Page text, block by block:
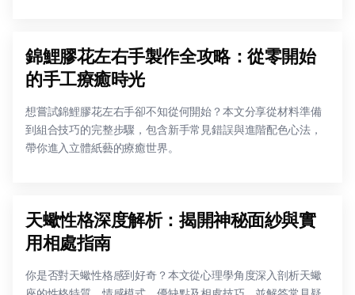
錦鯉膠花左右手製作全攻略：從零開始
的手工療癒時光
想嘗試錦鯉膠花左右手卻不知從何開始？本文分享從材料準備
到組合技巧的完整步驟，包含新手常見錯誤與進階配色心法，
帶你進入立體紙藝的療癒世界。
天蠍性格深度解析：揭開神秘面紗與實
用相處指南
你是否對天蠍性格感到好奇？本文從心理學角度深入剖析天蠍